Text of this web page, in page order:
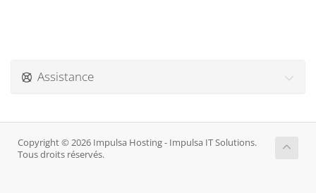
Assistance
Copyright © 2026 Impulsa Hosting - Impulsa IT Solutions.
Tous droits réservés.